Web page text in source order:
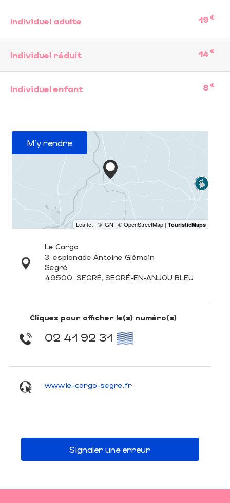
Individuel adulte 19 €
Individuel réduit 14 €
Individuel enfant 8 €
M'y rendre
Le Cargo
3, esplanade Antoine Glémain
Segré
49500 SEGRÉ, SEGRÉ-EN-ANJOU BLEU
Cliquez pour afficher le(s) numéro(s)
02 41 92 31 ▒▒
www.le-cargo-segre.fr
Signaler une erreur